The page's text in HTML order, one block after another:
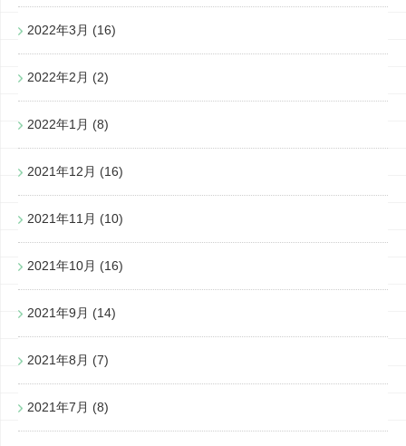
2022年3月 (16)
2022年2月 (2)
2022年1月 (8)
2021年12月 (16)
2021年11月 (10)
2021年10月 (16)
2021年9月 (14)
2021年8月 (7)
2021年7月 (8)